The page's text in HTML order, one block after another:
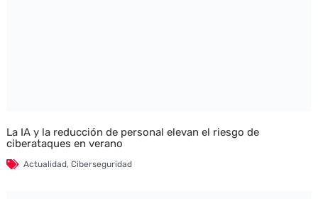
La IA y la reducción de personal elevan el riesgo de
ciberataques en verano
Actualidad, Ciberseguridad